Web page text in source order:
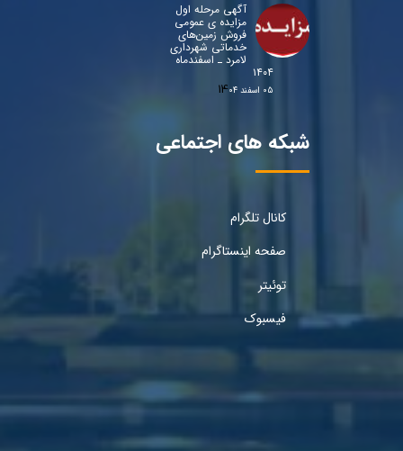
آگهی مرحله اول
مزایده ی عمومی
فروش زمین‌های
خدماتی شهرداری
لامرد ـ اسفندماه
۱۴۰۴
۰۵ اسفند ۰۴
شبکه های اجتماعی
کانال تلگرام
صفحه اینستاگرام
توئیتر
فیسبوک